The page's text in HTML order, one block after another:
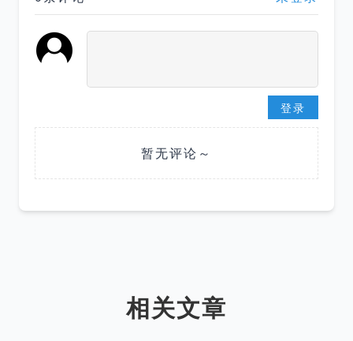
登录
暂无评论～
相关文章